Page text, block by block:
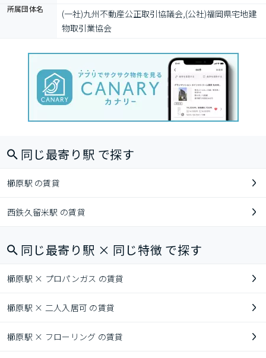
所属団体名
(一社)九州不動産公正取引協議会,(公社)福岡県宅地建
物取引業協会
同じ最寄り駅 で探す
櫛原駅 の賃貸
西鉄久留米駅 の賃貸
同じ最寄り駅 × 同じ特徴 で探す
櫛原駅 × プロパンガス の賃貸
櫛原駅 × 二人入居可 の賃貸
櫛原駅 × フローリング の賃貸